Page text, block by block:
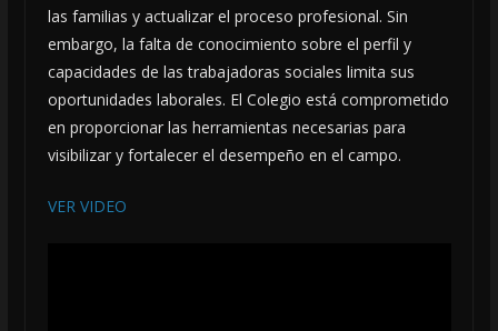
las familias y actualizar el proceso profesional. Sin
embargo, la falta de conocimiento sobre el perfil y
capacidades de las trabajadoras sociales limita sus
oportunidades laborales. El Colegio está comprometido
en proporcionar las herramientas necesarias para
visibilizar y fortalecer el desempeño en el campo.
VER VIDEO